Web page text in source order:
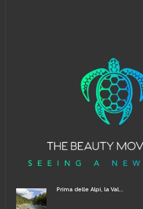
Prima delle Alpi, la Val...